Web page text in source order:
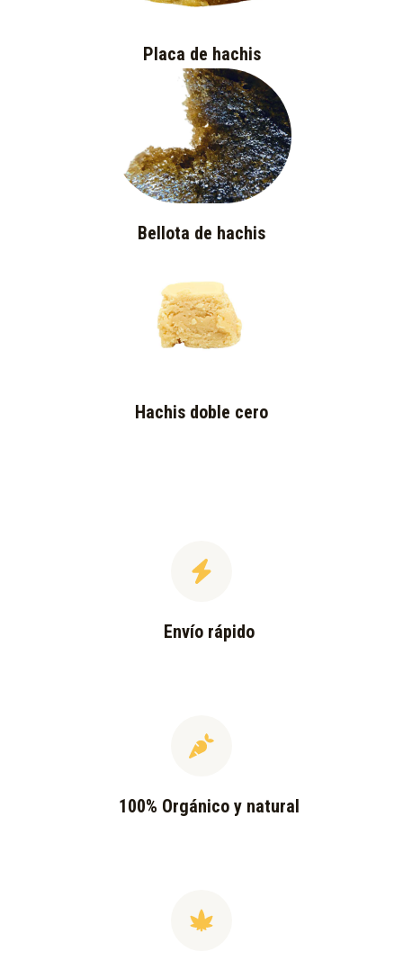
Placa de hachis
Bellota de hachis
Hachis doble cero
Envío rápido
100% Orgánico y natural